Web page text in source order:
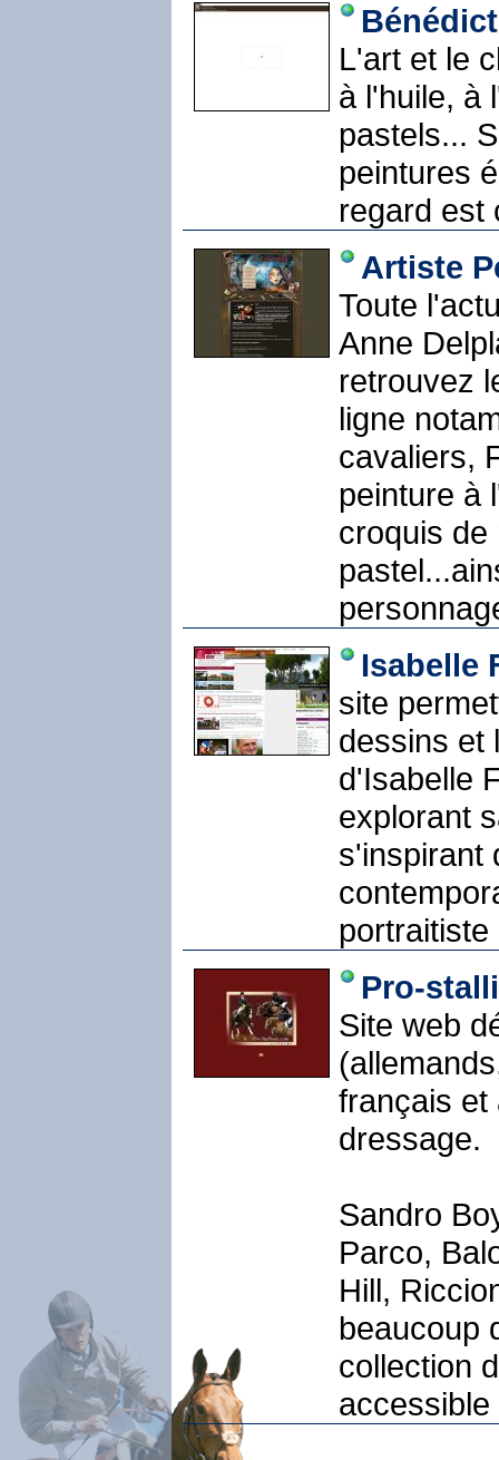
L'art et le
à l'huile, à
pastels...
peintures
regard est
Artiste
Toute
Anne
retrouvez
ligne
cavaliers,
peinture à
croquis
Isabelle
site
dessins et
d'Isabelle
explorant
s'inspirant
Pro-
Site web
français et
dressage.
Sandro
Parco,
Hill,
beaucoup
collection